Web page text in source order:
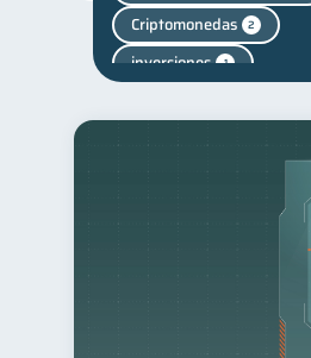
Criptomonedas 2
inversiones 1
30
25